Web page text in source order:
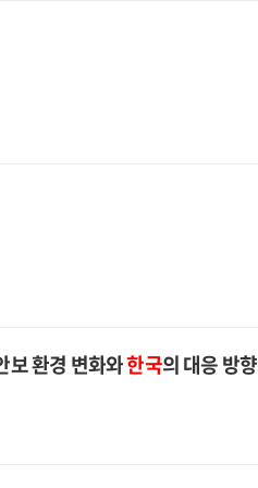
보 환경 변화와한국의 대응 방향